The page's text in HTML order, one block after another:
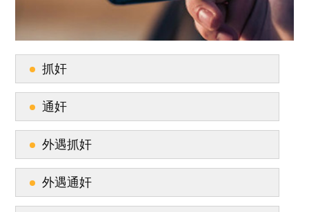
抓奸
通奸
外遇抓奸
外遇通奸